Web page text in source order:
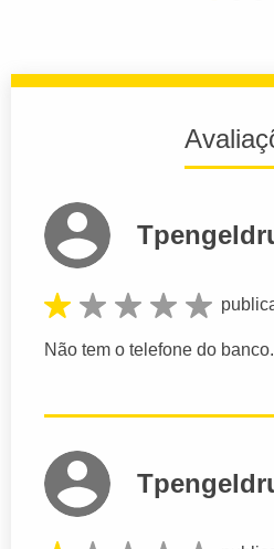
Não tem o telefone do banco.